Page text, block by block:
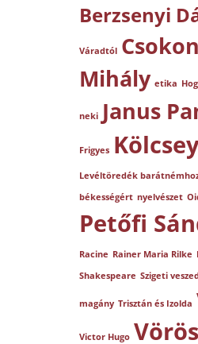
Berzsenyi
Váradtól
Mihály etika
neki Janus
Frigyes
Levéltöredék
békességért nyelvészet
Petőfi
Racine Rainer Maria Rilke
Shakespeare Szigeti
magány Trisztán és Izolda
Victor Hugo